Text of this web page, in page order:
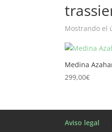
Mostrando el
Medina
299,00€
Aviso legal